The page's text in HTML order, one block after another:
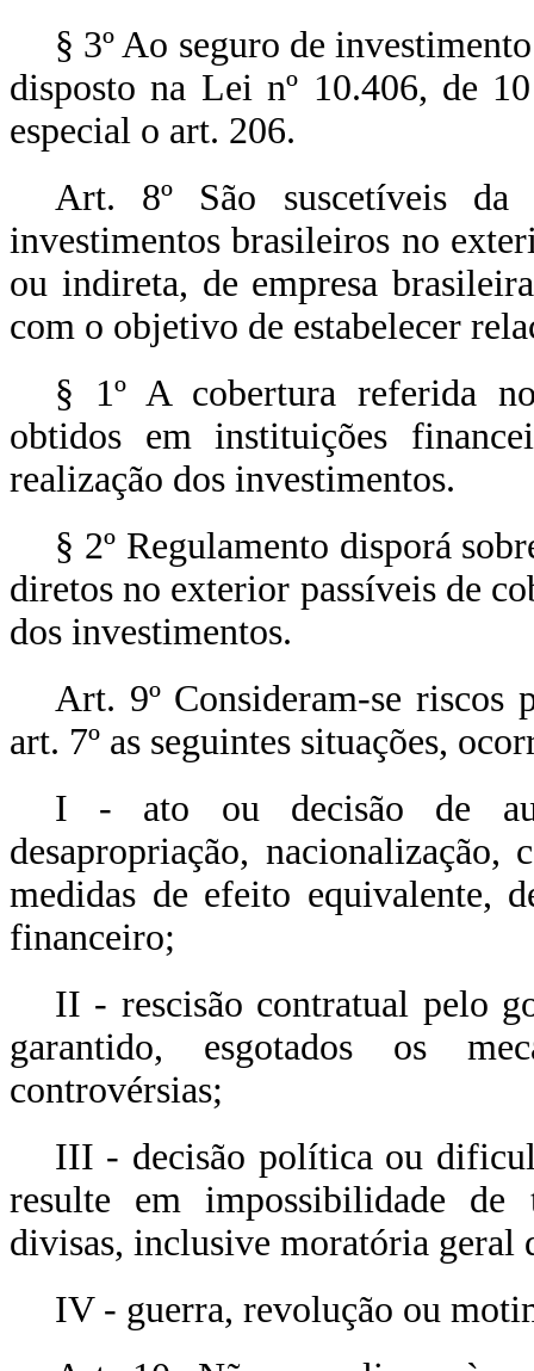
§ 3º Ao seguro de
disposto na Lei nº 10.406, de
especial o art. 206.
Art. 8º São suscetíveis
investimentos brasileiros no
ou indireta, de empresa
com o objetivo de estabelecer
§ 1º A cobertura referida
obtidos em instituições
realização dos investimentos.
§ 2º Regulamento disporá
diretos no exterior passíveis de
dos investimentos.
Art. 9º Consideram-se riscos
art. 7º as seguintes situações,
I - ato ou decisão de
desapropriação, nacionalização,
medidas de efeito equivalente,
financeiro;
II - rescisão contratual pelo
garantido, esgotados os
controvérsias;
III - decisão política ou
resulte em impossibilidade de
divisas, inclusive moratória geral
IV - guerra, revolução ou